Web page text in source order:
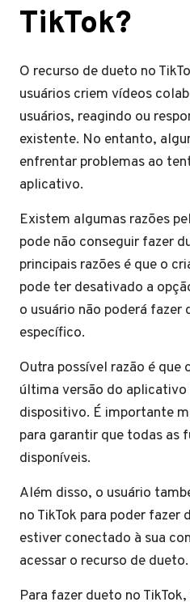
TikTok?
O recurso de dueto no
usuários criem vídeos
usuários, reagindo ou
existente. No entanto,
enfrentar problemas ao
aplicativo.
Existem algumas razões
pode não conseguir fazer
principais razões é que o
pode ter desativado a
o usuário não poderá
específico.
Outra possível razão é que
última versão do aplicativo
dispositivo. É importante
para garantir que todas as
disponíveis.
Além disso, o usuário
no TikTok para poder fazer
estiver conectado à sua
acessar o recurso de dueto.
Para fazer dueto no